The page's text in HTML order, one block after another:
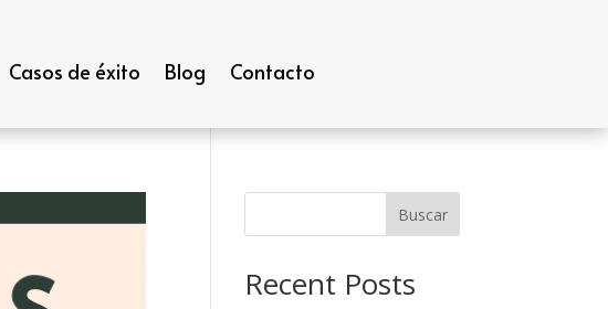
Casos de éxito Blog Contacto
Buscar
Recent Posts